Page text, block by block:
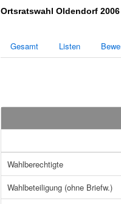
Ortsratswahl Oldendorf
Gesamt Listen
Wahlberechtigte
Wahlbeteiligung (ohne Briefw.)